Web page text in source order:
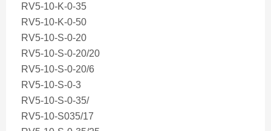
RV5-10-K-0-35
RV5-10-K-0-50
RV5-10-S-0-20
RV5-10-S-0-20/20
RV5-10-S-0-20/6
RV5-10-S-0-3
RV5-10-S-0-35/
RV5-10-S035/17